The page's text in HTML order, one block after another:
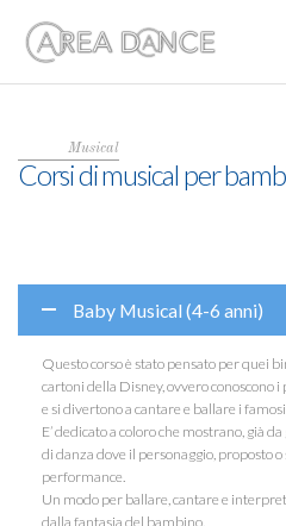
Musical
Corsi di musical per
Baby Musical (4-6 anni)
Questo corso è stato pensato per quei
cartoni della Disney, ovvero conoscono
e si divertono a cantare e ballare i
E’ dedicato a coloro che mostrano, già
di danza dove il personaggio, proposto
performance.
Un modo per ballare, cantare e
dalla fantasia del bambino.